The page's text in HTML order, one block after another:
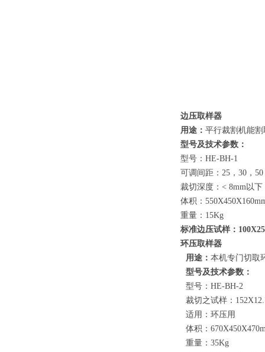
边压取样器
用途： 平行裁割机能
型号及技术参数：
型号：HE-BH-1
可调间距：25，30，
裁切深度：< 8mm以下
体积：
重量：15Kg
标准边压试样：
环压取样器
用途： 本机专门切取
型号及技术参数：
型号：HE-BH-2
裁切之试样：
适用：环压用
体积：
重量：35Kg